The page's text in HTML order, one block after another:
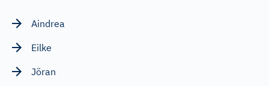
Aindrea
Eilke
Jöran